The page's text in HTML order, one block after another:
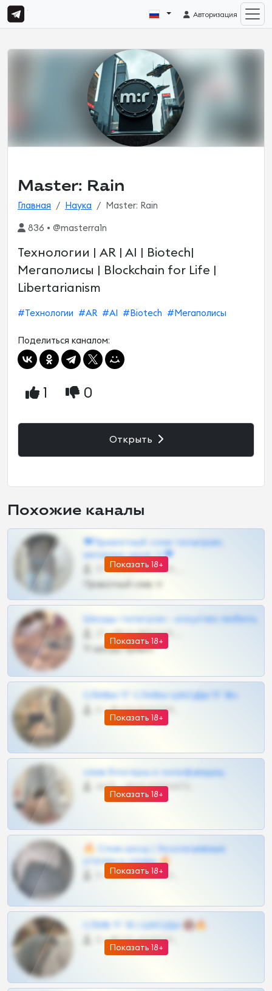
Авторизация
Master: Rain
Главная Наука Master: Rain
836 • @masterra1n
Технологии | AR | AI | Biotech|
Мегаполисы | Blockchain for Life |
Libertarianism
#Технологии #AR #AI #Biotech #Мегаполисы
Поделиться каналом:
1 0
Открыть
Похожие каналы
Показать 18+
❤Приватный слив телеграм,
шкодных шкур тг❤
57 •
Приватный слив тг
Показать 18+
Шкоды телеграм - искуство любить
27 •
Тг шкоды приват
Показать 18+
СЛИВЫ ТГ СЛИВЫ ШКОДЫ ТГ 18+
0 •
Показать 18+
слив блогерш и онлифанщиц
4675 •
Показать 18+
🔥 Слив шкод | Эксклюзивные
утечки и сливы 🔥
0 •
Показать 18+
СЛИВ ТГ 18 | ШКОДЫ 🔞🔥
0 •